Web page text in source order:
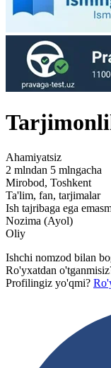
Ahamiyatsiz
2 mlndan 5 mlngacha
Mirobod, Toshkent
Ta'lim, fan, tarjimalar
Ish tajribaga ega
Nozima (Ayol)
Oliy
Ishchi nomzod bilan
Ro'yxatdan
Profilingiz yo'qmi?